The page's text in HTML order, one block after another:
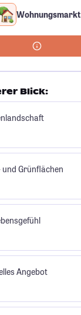
Wohnungsmarkt
Blick:
Grünflächen
Angebot